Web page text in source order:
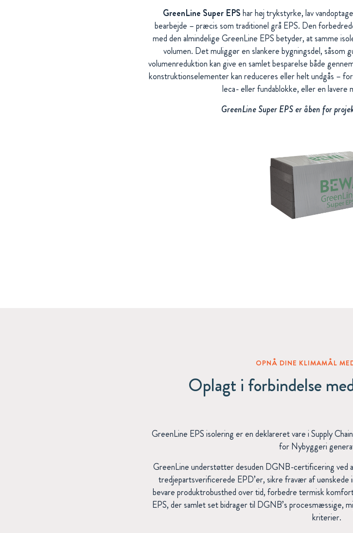
GreenLine Super EPShar høj trykstyrke, lav
bearbejde – præcis som traditionel grå EPS. Den
med den almindelige GreenLine EPS betyder, at samme
volumen. Det muliggør en slankere bygningsdel, såsom
volumenreduktion kan give en samlet besparelse både
konstruktionselementer kan reduceres eller helt undgås –
leca- eller fundablokke, eller en lavere
GreenLine Super EPS er åben for
OPNÅ DINE KLIMAMÅL
Oplagt i forbindelse
GreenLine EPS isolering er en deklareret vare i Supply
for Nybyggeri
GreenLine understøtter desuden DGNB-certificering ved
tredjepartsverificerede EPD’er, sikre fravær af
bevare produktrobusthed over tid, forbedre termisk
EPS, der samlet set bidrager til DGNB’s procesmæssige,
kriterier.